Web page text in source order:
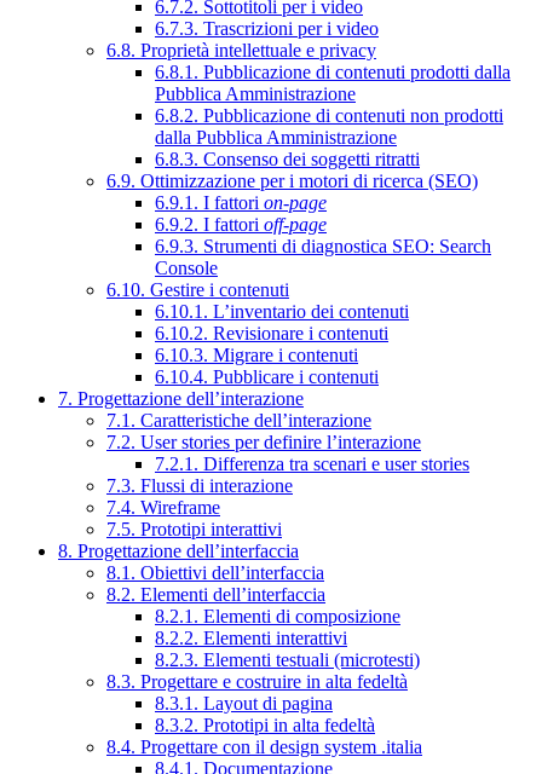
6.7.2. Sottotitoli per i video
6.7.3. Trascrizioni per i video
6.8. Proprietà intellettuale e privacy
6.8.1. Pubblicazione di contenuti prodotti dalla
Pubblica Amministrazione
6.8.2. Pubblicazione di contenuti non prodotti
dalla Pubblica Amministrazione
6.8.3. Consenso dei soggetti ritratti
6.9. Ottimizzazione per i motori di ricerca (SEO)
6.9.1. I fattori on-page
6.9.2. I fattori off-page
6.9.3. Strumenti di diagnostica SEO: Search
Console
6.10. Gestire i contenuti
6.10.1. L’inventario dei contenuti
6.10.2. Revisionare i contenuti
6.10.3. Migrare i contenuti
6.10.4. Pubblicare i contenuti
7. Progettazione dell’interazione
7.1. Caratteristiche dell’interazione
7.2. User stories per definire l’interazione
7.2.1. Differenza tra scenari e user stories
7.3. Flussi di interazione
7.4. Wireframe
7.5. Prototipi interattivi
8. Progettazione dell’interfaccia
8.1. Obiettivi dell’interfaccia
8.2. Elementi dell’interfaccia
8.2.1. Elementi di composizione
8.2.2. Elementi interattivi
8.2.3. Elementi testuali (microtesti)
8.3. Progettare e costruire in alta fedeltà
8.3.1. Layout di pagina
8.3.2. Prototipi in alta fedeltà
8.4. Progettare con il design system .italia
8.4.1. Documentazione